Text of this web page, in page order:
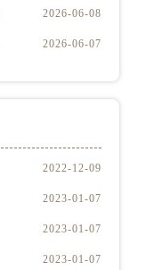
2026-06-08
2026-06-07
2022-12-09
2023-01-07
2023-01-07
2023-01-07